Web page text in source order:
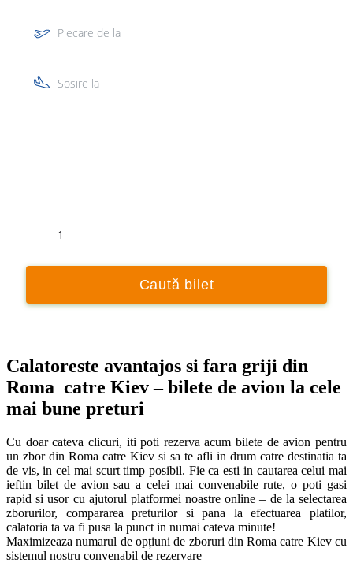
Plecare de la
Sosire la
1
Caută bilet
Calatoreste avantajos si fara griji din
Roma  catre Kiev – bilete de avion la cele
mai bune preturi
Cu doar cateva clicuri, iti poti rezerva acum bilete de avion pentru
un zbor din Roma catre Kiev si sa te afli in drum catre destinatia ta
de vis, in cel mai scurt timp posibil. Fie ca esti in cautarea celui mai
ieftin bilet de avion sau a celei mai convenabile rute, o poti gasi
rapid si usor cu ajutorul platformei noastre online – de la selectarea
zborurilor, compararea preturilor si pana la efectuarea platilor,
calatoria ta va fi pusa la punct in numai cateva minute!
Maximizeaza numarul de opțiuni de zboruri din Roma catre Kiev cu
sistemul nostru convenabil de rezervare